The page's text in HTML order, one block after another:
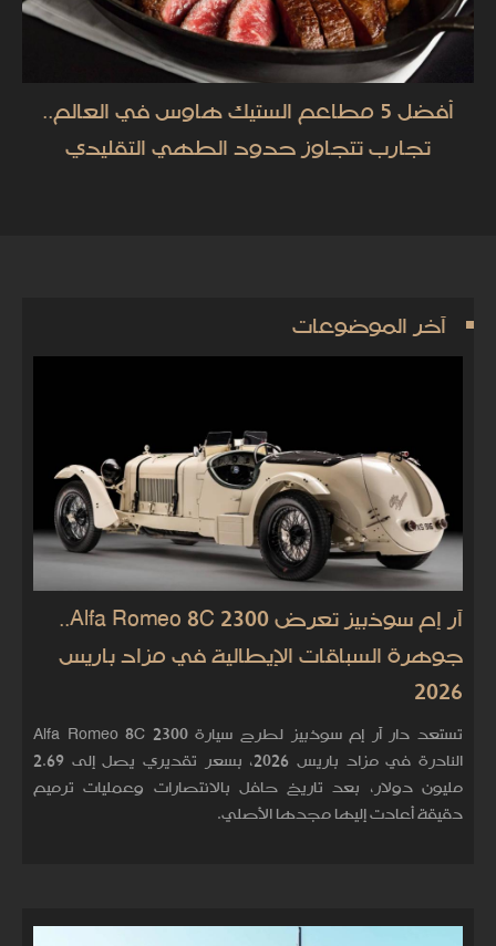
أفضل 5 مطاعم الستيك هاوس في العالم..
تجارب تتجاوز حدود الطهي التقليدي
آخر الموضوعات
آر إم سوذبيز تعرض Alfa Romeo 8C 2300..
جوهرة السباقات الإيطالية في مزاد باريس
2026
تستعد دار آر إم سوذبيز لطرح سيارة Alfa Romeo 8C 2300
النادرة في مزاد باريس 2026، بسعر تقديري يصل إلى 2.69
مليون دولار، بعد تاريخ حافل بالانتصارات وعمليات ترميم
دقيقة أعادت إليها مجدها الأصلي.